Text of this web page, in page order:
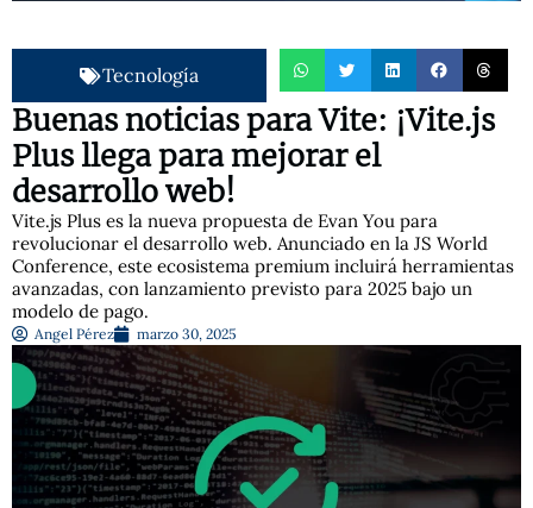
Tecnología
Buenas noticias para Vite: ¡Vite.js
Plus llega para mejorar el
desarrollo web!
Vite.js Plus es la nueva propuesta de Evan You para
revolucionar el desarrollo web. Anunciado en la JS World
Conference, este ecosistema premium incluirá herramientas
avanzadas, con lanzamiento previsto para 2025 bajo un
modelo de pago.
Angel Pérez marzo 30, 2025